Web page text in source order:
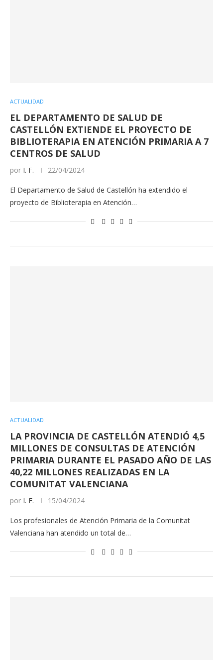
ACTUALIDAD
EL DEPARTAMENTO DE SALUD DE
CASTELLÓN EXTIENDE EL PROYECTO DE
BIBLIOTERAPIA EN ATENCIÓN PRIMARIA A 7
CENTROS DE SALUD
por I. F. 22/04/2024
El Departamento de Salud de Castellón ha extendido el
proyecto de Biblioterapia en Atención…
ACTUALIDAD
LA PROVINCIA DE CASTELLÓN ATENDIÓ 4,5
MILLONES DE CONSULTAS DE ATENCIÓN
PRIMARIA DURANTE EL PASADO AÑO DE LAS
40,22 MILLONES REALIZADAS EN LA
COMUNITAT VALENCIANA
por I. F. 15/04/2024
Los profesionales de Atención Primaria de la Comunitat
Valenciana han atendido un total de…